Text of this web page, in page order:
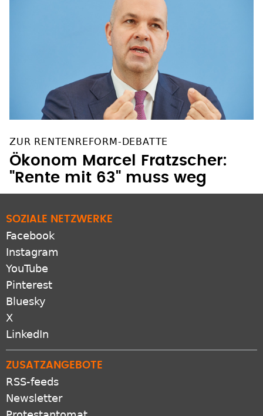
Ökonom Marcel Fratzscher:
"Rente mit 63" muss weg
Facebook
Instagram
YouTube
Pinterest
Bluesky
X
LinkedIn
RSS-feeds
Newsletter
Protestantomat